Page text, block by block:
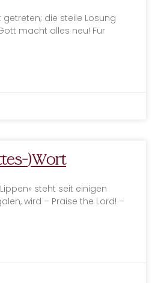
getreten; die steile Losung
macht alles neu! Für
)Wort
steht seit einigen
wird – Praise the Lord! –